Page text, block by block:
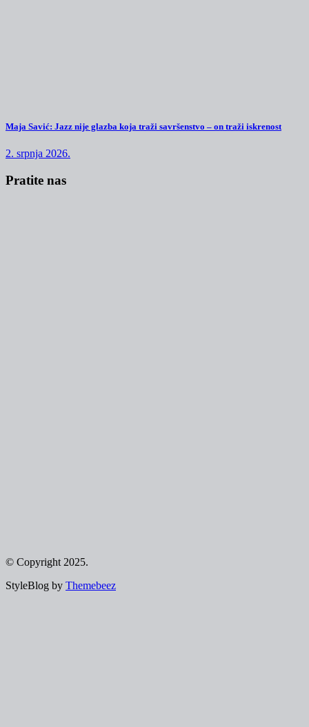
Maja Savić: Jazz nije glazba koja traži savršenstvo – on traži iskrenost
2. srpnja 2026.
Pratite nas
© Copyright 2025.
StyleBlog by Themebeez